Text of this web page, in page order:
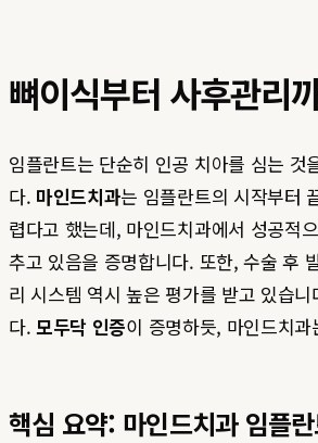
뼈이식부터 사후관리
임플란트는 단순히 인공 치아를 심는
다. 마인드치과는 임플란트의 시작부터
렵다고 했는데, 마인드치과에서 성공적
추고 있음을 증명합니다. 또한, 수술 후
리 시스템 역시 높은 평가를 받고 있습
다.모두닥 인증이 증명하듯, 마인드치
핵심 요약: 마인드치과 임플